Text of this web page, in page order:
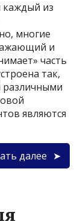
каждый из
многие
и
часть
так,
различными
являются
далее